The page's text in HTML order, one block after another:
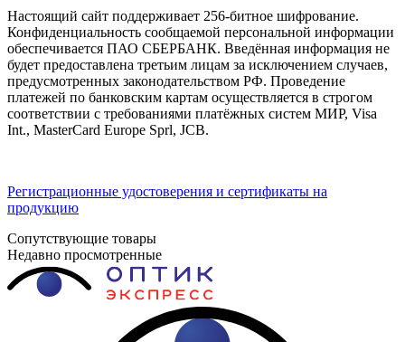
Настоящий сайт поддерживает 256-битное шифрование.
Конфиденциальность сообщаемой персональной информации
обеспечивается ПАО СБЕРБАНК. Введённая информация не
будет предоставлена третьим лицам за исключением случаев,
предусмотренных законодательством РФ. Проведение
платежей по банковским картам осуществляется в строгом
соответствии с требованиями платёжных систем МИР, Visa
Int., MasterCard Europe Sprl, JCB.
Регистрационные удостоверения и сертификаты на
продукцию
Сопутствующие товары
Недавно просмотренные